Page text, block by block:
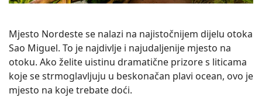
Mjesto Nordeste se nalazi na najistočnijem dijelu otoka
Sao Miguel. To je najdivlje i najudaljenije mjesto na
otoku. Ako želite uistinu dramatične prizore s liticama
koje se strmoglavljuju u beskonačan plavi ocean, ovo je
mjesto na koje trebate doći.